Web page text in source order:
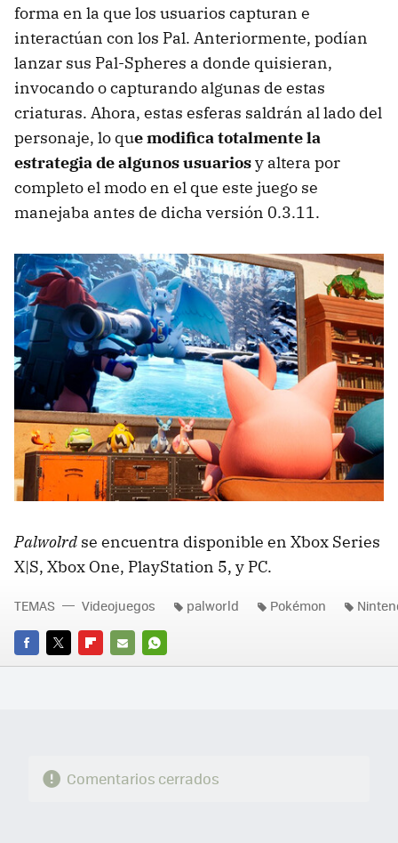
forma en la que los usuarios capturan e
interactúan con los Pal. Anteriormente, podían
lanzar sus Pal-Spheres a donde quisieran,
invocando o capturando algunas de estas
criaturas. Ahora, estas esferas saldrán al lado del
personaje, lo que modifica totalmente la
estrategia de algunos usuariosy altera por
completo el modo en el que este juego se
manejaba antes de dicha versión 0.3.11.
Palwolrd se encuentra disponible en Xbox Series
X|S, Xbox One, PlayStation 5, y PC.
FACEBOOK
TWITTERFLIPBOARD
E-
WHATSAPP
TEMAS Videojuegos palworld Pokémon
Comentarios cerrados